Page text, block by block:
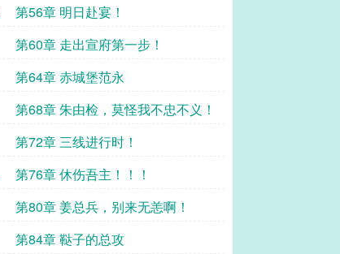
第56章 明日赴宴！
第60章 走出宣府第一步！
第64章 赤城堡范永
第68章 朱由检，莫怪我不忠不义！
第72章 三线进行时！
第76章 休伤吾主！！！
第80章 姜总兵，别来无恙啊！
第84章 鞑子的总攻